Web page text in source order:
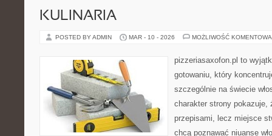
KULINARIA
POSTED BY ADMIN MAR - 10 - 2026 MOŻLIWOŚĆ
pizzeriasaxofon.pl to
gotowaniu, który
szczególnie na świecie
charakter strony pokazuje,
przepisami, lecz miejsce
chcą poznawać niuanse